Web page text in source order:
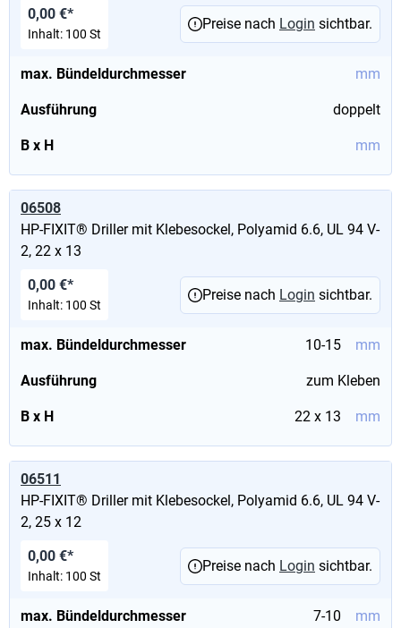
max. Bündeldurchmesser mm
Ausführung doppelt
B x H mm
0,00 €*
Inhalt: 100 St
Preise nach Login sichtbar.
06508
HP-FIXIT® Driller mit Klebesockel, Polyamid 6.6, UL 94 V-
2, 22 x 13
max. Bündeldurchmesser 10-15 mm
Ausführung zum Kleben
B x H 22 x 13 mm
0,00 €*
Inhalt: 100 St
Preise nach Login sichtbar.
06511
HP-FIXIT® Driller mit Klebesockel, Polyamid 6.6, UL 94 V-
2, 25 x 12
max. Bündeldurchmesser 7-10 mm
0,00 €*
Inhalt: 100 St
Preise nach Login sichtbar.